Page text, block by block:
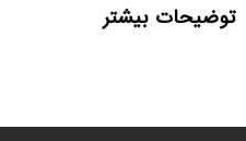
توضیحات بیشتر